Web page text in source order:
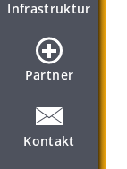
Infrastruktur
Partner
Kontakt